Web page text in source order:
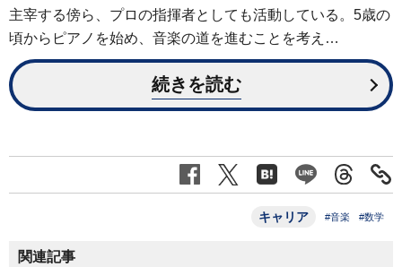
主宰する傍ら、プロの指揮者としても活動している。5歳の
頃からピアノを始め、音楽の道を進むことを考え…
続きを読む
キャリア #音楽 #数学
関連記事